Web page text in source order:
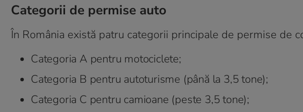
Categorii de permise auto
În România există patru categorii principale de permise de
Categoria A pentru motociclete;
Categoria B pentru autoturisme (până la 3,5 tone);
Categoria C pentru camioane (peste 3,5 tone);